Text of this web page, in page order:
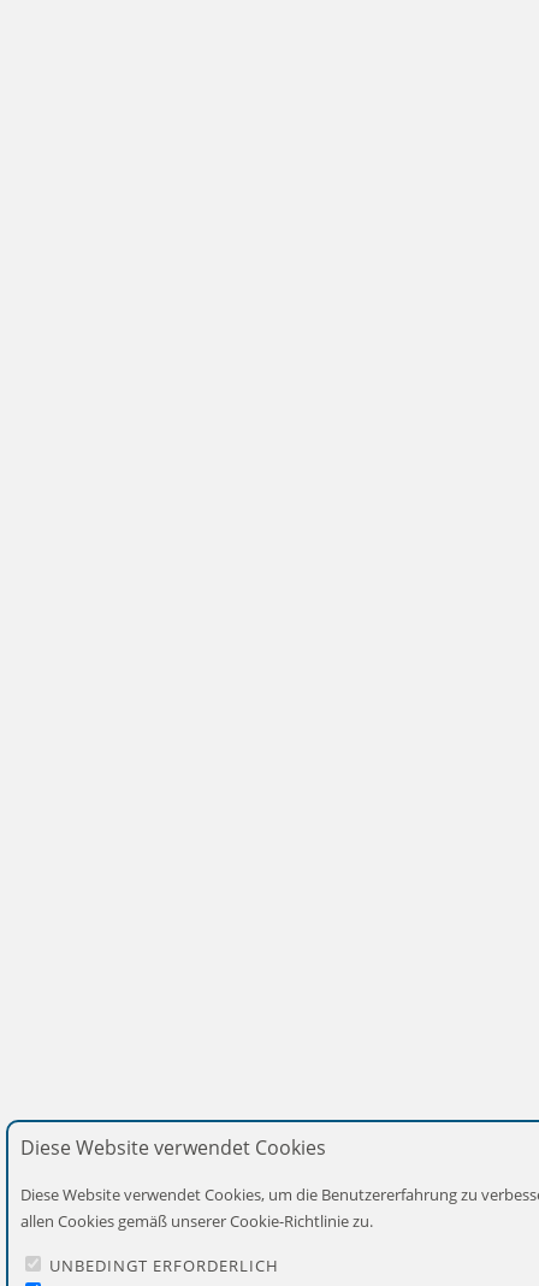
Diese Website verwendet Cookies
Diese Website verwendet Cookies, um die Benutzererfahrung zu
allen Cookies gemäß unserer Cookie-Richtlinie zu.
UNBEDINGT ERFORDERLICH